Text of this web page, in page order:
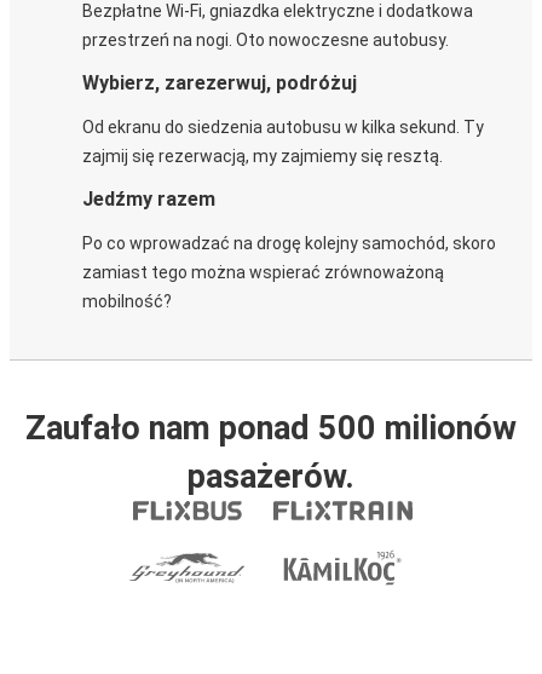
Bezpłatne Wi-Fi, gniazdka elektryczne i dodatkowa
przestrzeń na nogi. Oto nowoczesne autobusy.
Wybierz, zarezerwuj, podróżuj
Od ekranu do siedzenia autobusu w kilka sekund. Ty
zajmij się rezerwacją, my zajmiemy się resztą.
Jedźmy razem
Po co wprowadzać na drogę kolejny samochód, skoro
zamiast tego można wspierać zrównoważoną
mobilność?
Zaufało nam ponad 500 milionów
pasażerów.